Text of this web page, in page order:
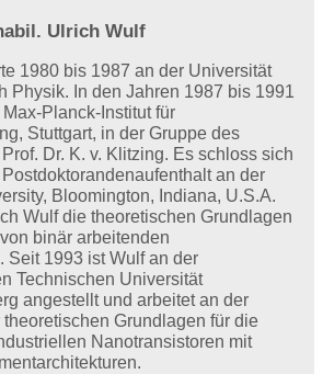
Ulrich Wulf
1980 bis 1987 an der Universität
Physik. In den Jahren 1987 bis 1991
Planck-Institut für
Stuttgart, in der Gruppe des
Dr. K. v. Klitzing. Es schloss sich
an der
Bloomington, Indiana, U.S.A.
Wulf die theoretischen Grundlagen
binär arbeitenden
Seit 1993 ist Wulf an der
Technischen Universität
angestellt und arbeitet an der
Grundlagen für die
Nanotransistoren mit